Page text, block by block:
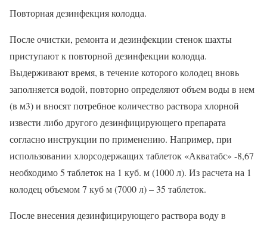
Повторная дезинфекция колодца.
После очистки, ремонта и дезинфекции стенок шахты
приступают к повторной дезинфекции колодца.
Выдерживают время, в течение которого колодец вновь
заполняется водой, повторно определяют объем воды в нем
(в м3) и вносят потребное количество раствора хлорной
извести либо другого дезинфицирующего препарата
согласно инструкции по применению. Например, при
использовании хлорсодержащих таблеток «Акватабс» -8,67
необходимо 5 таблеток на 1 куб. м (1000 л). Из расчета на 1
колодец объемом 7 куб м (7000 л) – 35 таблеток.
После внесения дезинфицирующего раствора воду в